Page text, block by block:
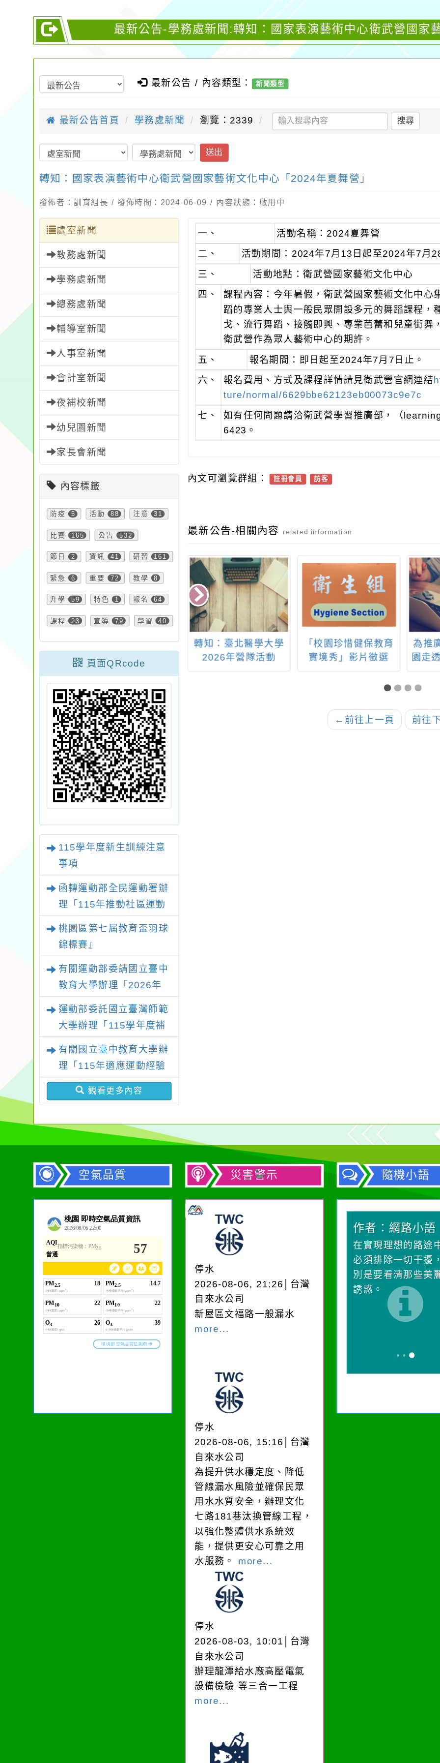
最新公告-學務處新聞:轉知：國家表演藝術中心衛武營國家
最新公告 / 內容類型： 新聞類型
最新公告首頁 學務處新聞 瀏覽：2339 搜尋
送出
轉知：國家表演藝術中心衛武營國家藝術文化中心「2024年夏舞營」
發佈者：訓育組長 / 發佈時間：2024-06-09 / 內容狀態：啟用中
處室新聞
教務處新聞
學務處新聞
總務處新聞
輔導室新聞
人事室新聞
會計室新聞
夜補校新聞
幼兒園新聞
家長會新聞
內容標籤
防疫 5 活動 88 注意 31
比賽 165 公告 532
節日 2 資訊 41 研習 161
緊急 6 重要 72 教學 8
升學 59 特色 1 報名 64
課程 23 宣導 79 學習 40
頁面QRcode
115學年度新生訓練注意
事項
函轉運動部全民運動署辦
理「115年推動社區運動
公(差)假登記
桃園區第七屆教育盃羽球
錦標賽』
有關運動部委請國立臺中
教育大學辦理「2026年
運動部委託國立臺灣師範
大學辦理「115學年度補
報計畫書及經費表
有關國立臺中教育大學辦
理「115年適應運動經驗
分享及議題交流」活動，
請踴躍報名參加
觀看更多內容
一、 活動名稱：2024夏舞營
二、 活動期間：2024年7月13日起至2024年7月
三、
活動地點：衛武營國家藝術文化中心
四、
課程內容：今年暑假，衛武營國家藝術文化中心
蹈的專業人士與一般民眾開設多元的舞蹈課程，
戈、流行舞蹈、接觸即興、專業芭蕾和兒童街舞
衛武營作為眾人藝術中心的期許。
五、 報名期間：即日起至2024年7月7日止。
六、 報名費用、方式及課程詳情請見衛武營官網連結
ture/normal/6629bbe62123eb00073c9e7c
七、
如有任何問題請洽衛武營學習推廣部，（
6423。
內文可瀏覽群組： 註冊會員 訪客
最新公告-相關內容 related information
校園宣傳兒童
廣協會提供「114學年
度棒球文化與運動科
學體驗校外教學」活
動，鼓勵各班級踴躍
提出申請。
轉知：臺北醫學大學
2026年營隊活動
「校園珍惜健保教育
實境秀」影片徵選
為推
園走
計畫
並轉
與
← 前往上一頁 前往
空氣品質 災害警示
停水
2026-08-06, 21:26│台灣
自來水公司
新屋區文福路一般漏水
more...
停水
2026-08-06, 15:16│台灣
自來水公司
為提升供水穩定度、降低
管線漏水風險並確保民眾
用水水質安全，辦理文化
七路181巷汰換管線工程，
以強化整體供水系統效
能，提供更安心可靠之用
水服務。 more...
停水
2026-08-03, 10:01│台灣
自來水公司
辦理龍潭給水廠高壓電氣
設備檢驗 等三合一工程
more...
隨機小語
生活是一面鏡子。你對
它笑，它就對你笑；你
對它哭，它也對你哭。
作者：網路小語
一杯清水因滴入一滴污
在而變清澈。
作者：網路小語
在實現理想的路途
必須排除一切干擾
別是要看清那些美
誘惑。